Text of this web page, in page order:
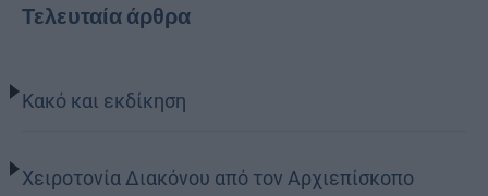
Τελευταία άρθρα
Κακό και εκδίκηση
Χειροτονία Διακόνου από τον Αρχιεπίσκοπο